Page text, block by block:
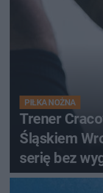
PIŁKA NOŻNA
Trener
Śląskiem
serię bez